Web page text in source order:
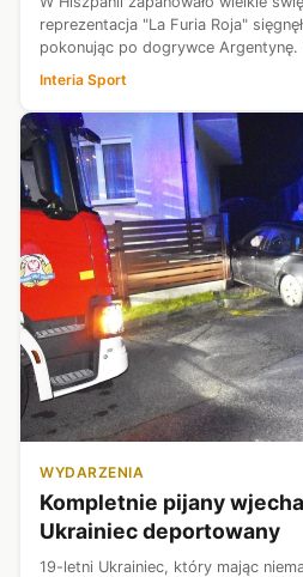
reprezentacja "La Furia Roja"
pokonując po dogrywce
trenera Luisa de la Fuente miał
światowy futbol, bo tuż po zak...
Interia Sport
WYDARZENIA
Kompletnie pijany
Ukrainiec deportowany
19-letni Ukrainiec, który mając